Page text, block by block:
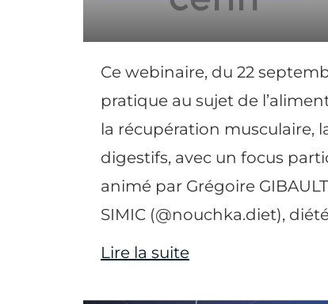
Ce webinaire, du 22
pratique au sujet de
la récupération musculaire,
digestifs, avec un focus
animé par Grégoire
SIMIC (@nouchka.diet),
Lire la suite